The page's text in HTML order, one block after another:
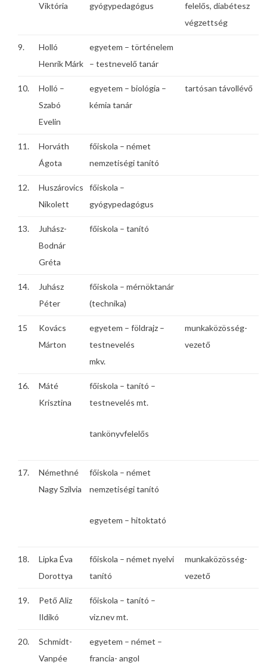
Viktória
gyógypedagógus
felelős, diabétesz
végzettség
9.
Holló
Henrik Márk
egyetem – történelem
– testnevelő tanár
10.
Holló –
Szabó
Evelin
egyetem – biológia –
kémia tanár
tartósan távollévő
11.
Horváth
Ágota
főiskola – német
nemzetiségi tanító
12.
Huszárovics
Nikolett
főiskola –
gyógypedagógus
13.
Juhász-
Bodnár
Gréta
főiskola – tanító
14.
Juhász
Péter
főiskola – mérnöktanár
(technika)
15
Kovács
Márton
egyetem – földrajz –
testnevelés
mkv.
munkaközösség-
vezető
16.
Máté
Krisztina
főiskola – tanító –
testnevelés mt.
tankönyvfelelős
17.
Némethné
Nagy Szilvia
főiskola – német
nemzetiségi tanító
egyetem – hitoktató
18.
Lipka Éva
Dorottya
főiskola – német nyelvi
tanító
munkaközösség-
vezető
19.
Pető Aliz
Ildikó
főiskola – tanító –
viz.nev mt.
20.
Schmidt-
Vanpée
egyetem – német –
francia- angol